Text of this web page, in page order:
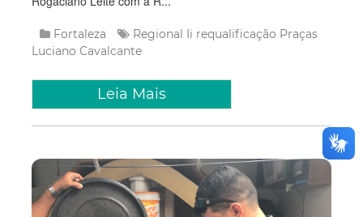
Fortaleza Regional Ii requalificação Praças
Luciano Cavalcante
Leia Mais